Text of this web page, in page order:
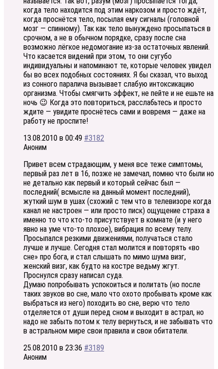
когда тело находится под этим наркозом и просто ждёт,
когда проснётся тело, посылая ему сигналы (головной
мозг — спинному). Так как тело вынуждено просыпаться в
срочном, а не в обычном порядке, сразу после сна
возможно лёгкое недомогание из-за остаточных явлений.
Что касается видений при этом, то они сугубо
индивидуальны и напоминают те, которые человек увидел
бы во всех подобных состояниях. Я бы сказал, что выход
из сонного паралича вызывает слабую интоксикацию
организма. Чтобы смягчить эффект, не пейте и не ешьте на
ночь 😉 Когда это повториться, расслабьтесь и просто
ждите — увидите проснётесь сами и вовремя — даже на
работу не проспите!
13.08.2010 в 00:49 #3182
Аноним
Привет всем страдающим, у меня все теже симптомы,
первый раз лет в 16, позже не замечал, помню что были но
не детально как первый и который сейчас был —
последний( всмысле на данный момент последний),
жуткий шум в ушах (схожий с тем что в телевизоре когда
канал не настроен — или просто писк) ощущение страха а
именно то что кто-то присутствует в комнате (и у него
явно на уме что-то плохое), вибрация по всему телу.
Просыпался резкими движениями, получаться стало
лучше и лучше. Сегодня стал молится и повторять «во
сне» про бога, и стал слышать по мимо шума визг,
женский визг, как будто на костре ведьму жгут.
Проснулся сразу написал суда.
Думаю попробывать успокоиться и политать (но после
таких звуков во сне, мало что охото пробывать кроме как
выбраться из него) походить во сне, верю что тело
отделяется от души перед сном и выходит в астрал, но
надо не забыть потом к телу вернуться, и не забывать что
в астральном мире свои правила и свои обитатели.
25.08.2010 в 23:36 #3189
Аноним